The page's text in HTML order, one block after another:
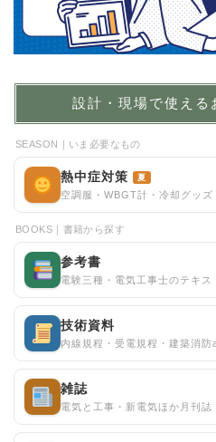
設計・現場で使える
SEASON｜いま必要なもの
熱中症対策 夏
空調服・WBGT計・冷却グッズ
BOOKS｜書籍から探す
参考書
電験三種・電気工事士のテキス
技術資料
内線規程・受電規程・建築消
雑誌
電気と工事・新電気ほか月刊誌